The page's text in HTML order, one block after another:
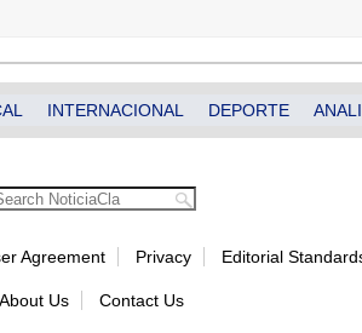
INTERNACIONAL DEPORTE
Agreement Privacy Editorial
About Us Contact Us